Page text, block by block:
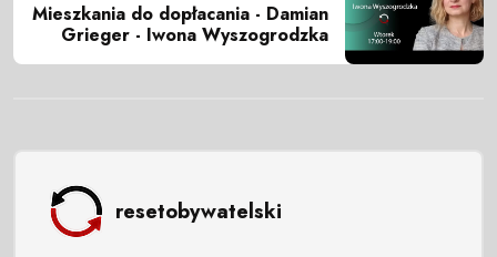
Mieszkania do dopłacania - Damian
Grieger - Iwona Wyszogrodzka
resetobywatelski